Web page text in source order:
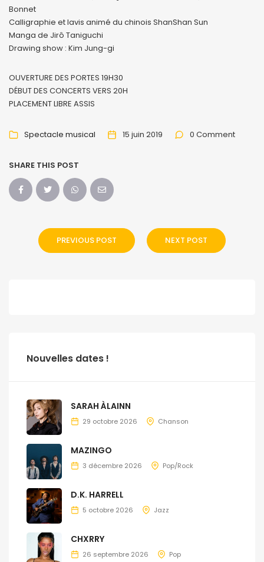
Bonnet
Calligraphie et lavis animé du chinois ShanShan Sun
Manga de Jirô Taniguchi
Drawing show : Kim Jung-gi
OUVERTURE DES PORTES 19H30
DÉBUT DES CONCERTS VERS 20H
PLACEMENT LIBRE ASSIS
Spectacle musical 15 juin 2019 0 Comment
SHARE THIS POST
PREVIOUS POST NEXT POST
Nouvelles dates !
SARAH ÀLAINN
29 octobre 2026 Chanson
MAZINGO
3 décembre 2026 Pop/Rock
D.K. HARRELL
5 octobre 2026 Jazz
CHXRRY
26 septembre 2026 Pop